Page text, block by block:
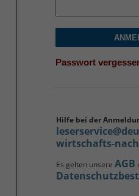
Passwort
Hilfe bei der
wirtschafts-
Es gelten unsere AGB